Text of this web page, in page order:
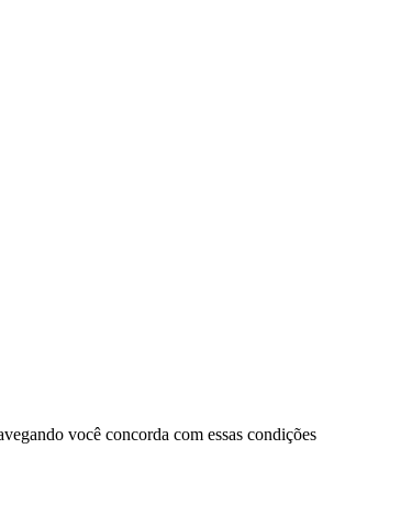
você concorda com essas condições